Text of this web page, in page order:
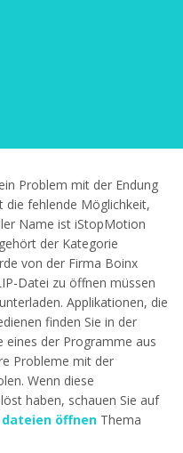
Problem mit der Endung
die fehlende Möglichkeit,
Name ist iStopMotion
der Kategorie
von der Firma Boinx
Datei zu öffnen müssen
Applikationen, die
finden Sie in der
eines der Programme aus
Probleme mit der
Wenn diese
haben, schauen Sie auf
öffnen Thema